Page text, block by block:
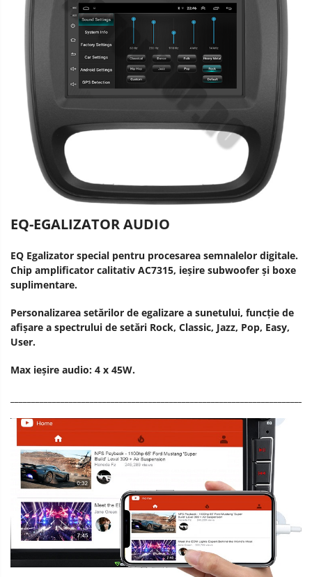
EQ-EGALIZATOR AUDIO
EQ Egalizator special pentru procesarea semnalelor digitale.
Chip amplificator calitativ AC7315, ieșire subwoofer și boxe
suplimentare.
Personalizarea setărilor de egalizare a sunetului, funcție de
afișare a spectrului de setări Rock, Classic, Jazz, Pop, Easy,
User.
Max ieșire audio: 4 x 45W.